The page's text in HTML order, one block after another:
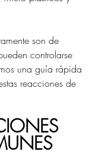
son de
controlarse
una guía rápida
reacciones de